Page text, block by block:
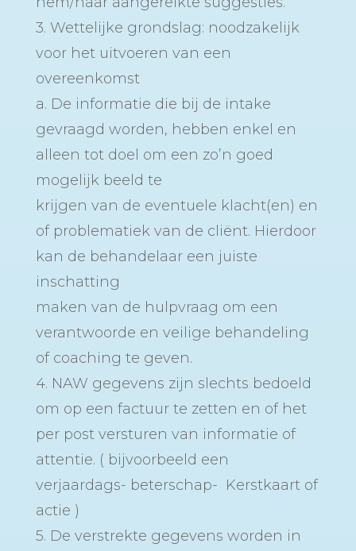
3. Wettelijke grondslag: noodzakelijk
voor het uitvoeren van een
overeenkomst
a. De informatie die bij de intake
gevraagd worden, hebben enkel en
alleen tot doel om een zo’n goed
mogelijk beeld te
krijgen van de eventuele klacht(en) en
of problematiek van de cliënt. Hierdoor
kan de behandelaar een juiste
inschatting
maken van de hulpvraag om een
verantwoorde en veilige behandeling
of coaching te geven.
4. NAW gegevens zijn slechts bedoeld
om op een factuur te zetten en of het
per post versturen van informatie of
attentie. ( bijvoorbeeld een
verjaardags- beterschap- Kerstkaart of
actie )
5. De verstrekte gegevens worden in